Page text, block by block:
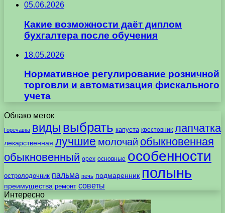
05.06.2026
Какие возможности даёт диплом
бухгалтера после обучения
18.05.2026
Нормативное регулирование розничной
торговли и автоматизация фискального
учета
Облако меток
Горечавка виды выбрать капуста крестовник лапчатка
лекарственная лучшие молочай обыкновенная
обыкновенный орех основные особенности
остролодочник пальма печь подмаренник полынь
преимущества ремонт советы
Интересно